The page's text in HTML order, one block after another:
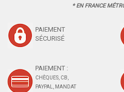
* EN FRANCE
PAIEMENT
SÉCURISÉ
PAIEMENT :
CHÈQUES, CB,
PAYPAL, MANDAT